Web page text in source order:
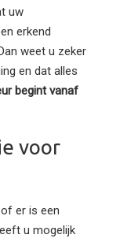
uw
erkend
weet u zeker
en dat alles
begint vanaf
voor
er is een
u mogelijk